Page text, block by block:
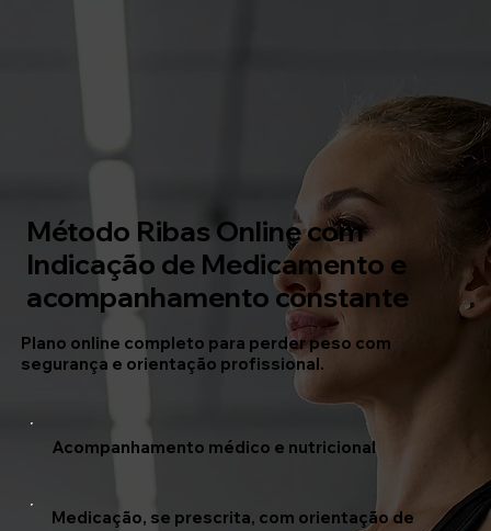
Método Ribas Online com
Indicação de Medicamento e
acompanhamento constante
Plano online completo para perder peso com
segurança e orientação profissional.
Acompanhamento médico e nutricional
Medicação, se prescrita, com orientação de